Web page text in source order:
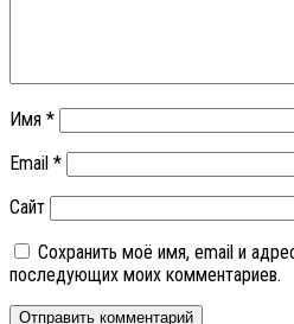
Имя *
Email *
Сайт
Сохранить моё имя, email и
последующих моих комментариев.